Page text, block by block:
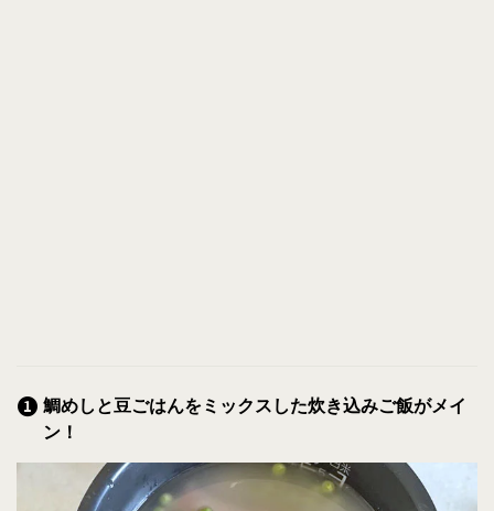
鯛めしと豆ごはんをミックスした炊き込みご飯がメイ
ン！